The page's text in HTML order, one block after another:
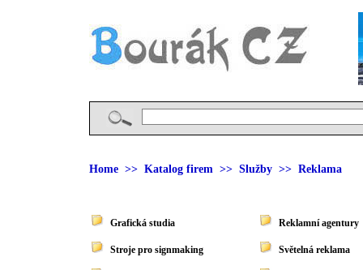
Home >> Katalog firem >> Služby >> Reklama
Grafická studia Reklamní agentury
Stroje pro signmaking Světelná reklama